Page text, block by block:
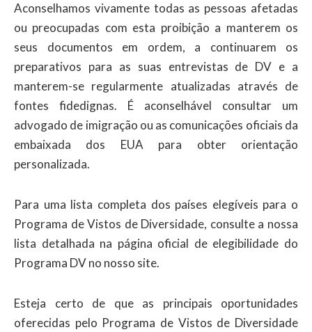
Aconselhamos vivamente todas as pessoas afetadas
ou preocupadas com esta proibição a manterem os
seus documentos em ordem, a continuarem os
preparativos para as suas entrevistas de DV e a
manterem-se regularmente atualizadas através de
fontes fidedignas. É aconselhável consultar um
advogado de imigração ou as comunicações oficiais da
embaixada dos EUA para obter orientação
personalizada.
Para uma lista completa dos países elegíveis para o
Programa de Vistos de Diversidade, consulte a nossa
lista detalhada na página oficial de elegibilidade do
Programa DV no nosso site.
Esteja certo de que as principais oportunidades
oferecidas pelo Programa de Vistos de Diversidade